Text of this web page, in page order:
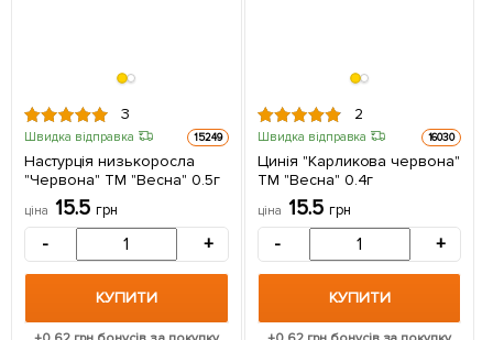
3
Швидка відправка 15249
Настурція низькоросла
"Червона" ТМ "Весна" 0.5г
ціна 15.5 грн
- +
КУПИТИ
2
Швидка відправка 16030
Цинія "Карликова червона"
ТМ "Весна" 0.4г
ціна 15.5 грн
- +
КУПИТИ